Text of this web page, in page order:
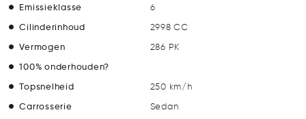
Emissieklasse 6
Cilinderinhoud 2998 CC
Vermogen 286 PK
100% onderhouden?
Topsnelheid
250 km/h
Carrosserie Sedan